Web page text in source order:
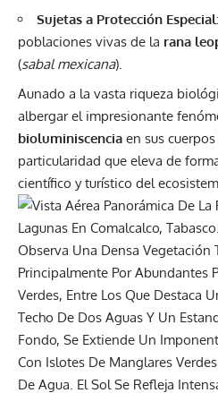
Sujetas a Protección Especial:
poblaciones vivas de la rana
(sabal mexicana).
Aunado a la vasta riqueza
albergar el impresionante
bioluminiscencia en sus
particularidad que eleva de
científico y turístico del